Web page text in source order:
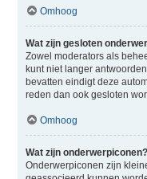
Omhoog
Wat zijn gesloten
Zowel moderators als
kunt niet langer
bevatten eindigt deze
reden dan ook gesloten
Omhoog
Wat zijn onderwerpiconen?
Onderwerpiconen zijn